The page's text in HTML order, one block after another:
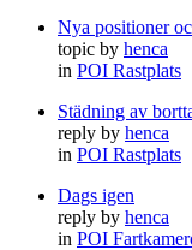
Nya positioner
topic by henca
in POI Rastplats
Städning av
reply by henca
in POI Rastplats
Dags igen
reply by henca
in POI